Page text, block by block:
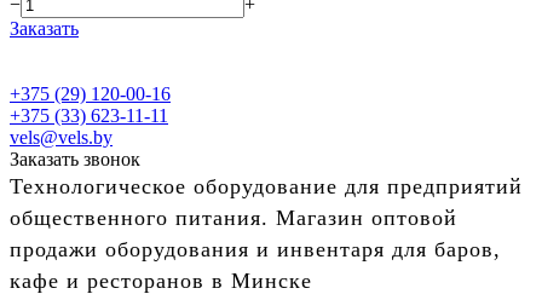
Заказать
+375 (29) 120-00-16
+375 (33) 623-11-11
vels@vels.by
Заказать звонок
Технологическое оборудование для предприятий
общественного питания. Магазин оптовой
продажи оборудования и инвентаря для баров,
кафе и ресторанов в Минске